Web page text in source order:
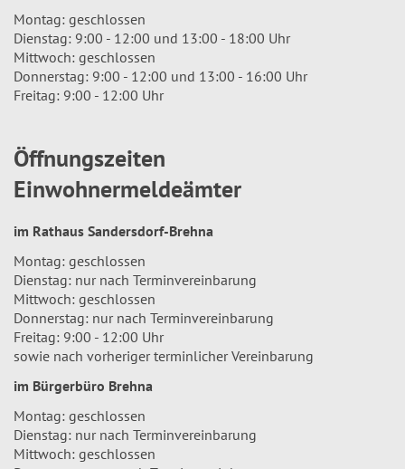
Montag: geschlossen
Dienstag: 9:00 - 12:00 und 13:00 - 18:00 Uhr
Mittwoch: geschlossen
Donnerstag: 9:00 - 12:00 und 13:00 - 16:00 Uhr
Freitag: 9:00 - 12:00 Uhr
Öffnungszeiten
Einwohnermeldeämter
im Rathaus Sandersdorf-Brehna
Montag: geschlossen
Dienstag: nur nach Terminvereinbarung
Mittwoch: geschlossen
Donnerstag: nur nach Terminvereinbarung
Freitag: 9:00 - 12:00 Uhr
sowie nach vorheriger terminlicher Vereinbarung
im Bürgerbüro Brehna
Montag: geschlossen
Dienstag: nur nach Terminvereinbarung
Mittwoch: geschlossen